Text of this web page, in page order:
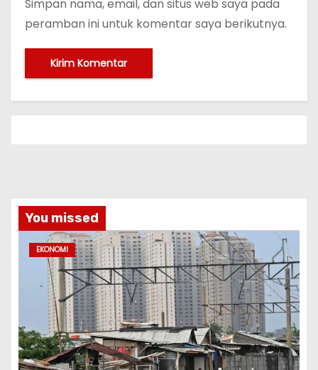
Simpan nama, email, dan situs web saya pada
peramban ini untuk komentar saya berikutnya.
You missed
EKONOMI